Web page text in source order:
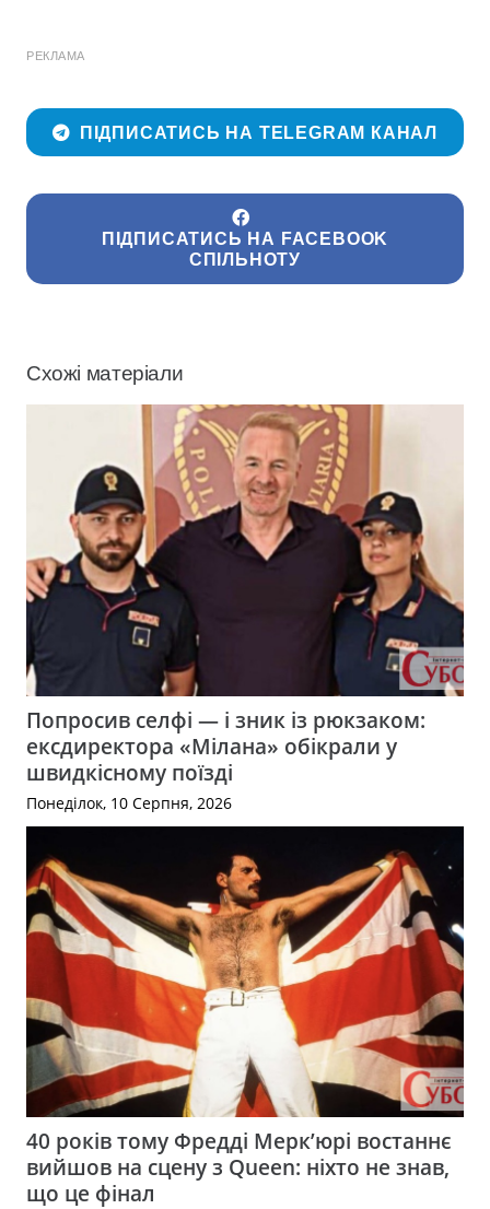
РЕКЛАМА
ПІДПИСАТИСЬ НА TELEGRAM КАНАЛ
ПІДПИСАТИСЬ НА FACEBOOK
СПІЛЬНОТУ
Схожі матеріали
Попросив селфі — і зник із рюкзаком:
ексдиректора «Мілана» обікрали у
швидкісному поїзді
Понеділок, 10 Серпня, 2026
40 років тому Фредді Мерк’юрі востаннє
вийшов на сцену з Queen: ніхто не знав,
що це фінал